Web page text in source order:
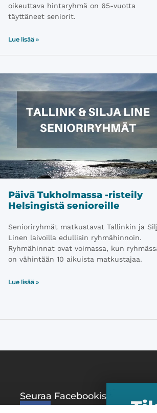
oikeuttava hintaryhmä on 65-vuotta
täyttäneet seniorit.
Lue lisää »
Päivä Tukholmassa -risteily
Helsingistä senioreille
Senioriryhmät matkustavat Tallinkin ja
Linen laivoilla edullisin ryhmähinnoin.
Ryhmähinnat ovat voimassa, kun
on vähintään 10 aikuista matkustajaa.
Lue lisää »
Seuraa Facebookissa